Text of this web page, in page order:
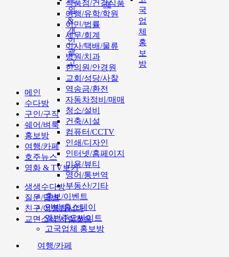
식품점/건강식품
여행/유학/학원
이민/법률
세무/회계
이사/택배/물류
병원/치과
한의원/안경원
교회/성당/사찰
역송금/환전
자동차정비/매매
청소/설비
건축/시설
컴퓨터/CCTV
인쇄/디자인
인터넷/홈페이지
미용/뷰티
영어/통번역
부동산/기타
홍보/이벤트
민박/홈스테이
멜번주요싸이트
고국업체 홍보방
여행/카페
외
&
개
인
광
고
래
국
업
체
홍
보
방
메인
수다방
구인/구직
쉐어/벼룩
홍보방
여행/카페
호주뉴스
영화 & TV보기
생생수다방
질문/답변
친구/여행합시다
교민소식/사람찾음